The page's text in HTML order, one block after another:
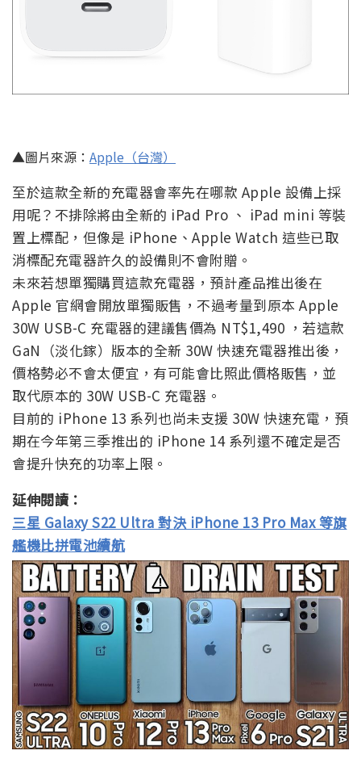
▲圖片來源： Apple（台灣）
至於這款全新的充電器會率先在哪款 Apple 設備上採
用呢？不排除將由全新的 iPad Pro 、 iPad mini 等裝
置上標配，但像是 iPhone、Apple Watch 這些已取
消標配充電器許久的設備則不會附贈。
未來若想單獨購買這款充電器，預計產品推出後在
Apple 官網會開放單獨販售，不過考量到原本 Apple
30W USB-C 充電器的建議售價為 NT$1,490 ，若這款
GaN（淡化鎵）版本的全新 30W 快速充電器推出後，
價格勢必不會太便宜，有可能會比照此價格販售，並
取代原本的 30W USB-C 充電器。
目前的 iPhone 13 系列也尚未支援 30W 快速充電，預
期在今年第三季推出的 iPhone 14 系列還不確定是否
會提升快充的功率上限。
延伸閱讀：
三星 Galaxy S22 Ultra 對決 iPhone 13 Pro Max 等旗
艦機比拼電池續航